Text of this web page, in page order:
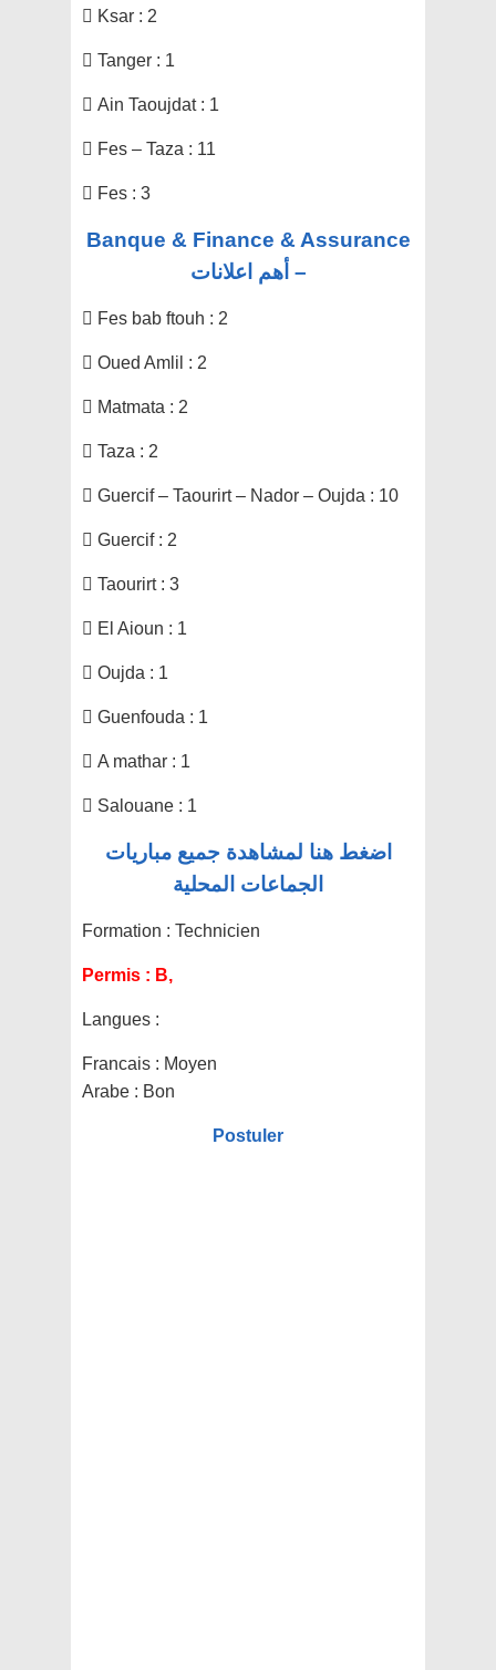
 Ksar : 2
 Tanger : 1
 Ain Taoujdat : 1
 Fes – Taza : 11
 Fes : 3
Banque & Finance & Assurance
– أهم اعلانات
 Fes bab ftouh : 2
 Oued Amlil : 2
 Matmata : 2
 Taza : 2
 Guercif – Taourirt – Nador – Oujda : 10
 Guercif : 2
 Taourirt : 3
 El Aioun : 1
 Oujda : 1
 Guenfouda : 1
 A mathar : 1
 Salouane : 1
اضغط هنا لمشاهدة جميع مباريات
الجماعات المحلية
Formation : Technicien
Permis : B,
Langues :
Francais : Moyen
Arabe : Bon
Postuler